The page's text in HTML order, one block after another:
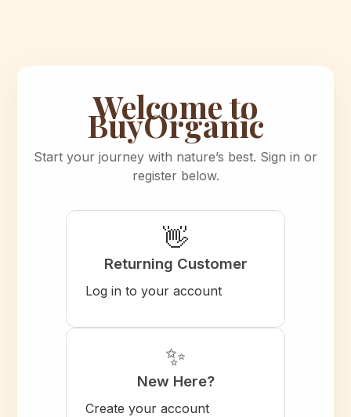
Welcome to
BuyOrganic
Start your journey with nature’s best. Sign in or
register below.
👋
Returning Customer
Log in to your account
✨
New Here?
Create your account